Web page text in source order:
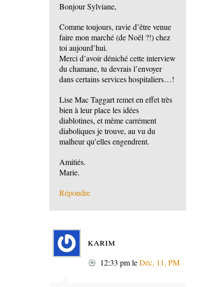
Bonjour Sylviane,
Comme toujours, ravie d’être venue
faire mon marché (de Noël ?!) chez
toi aujourd’hui.
Merci d’avoir déniché cette interview
du chamane, tu devrais l’envoyer
dans certains services hospitaliers…!
Lise Mac Taggart remet en effet très
bien à leur place les idées
diablotines, et même carrément
diaboliques je trouve, au vu du
malheur qu’elles engendrent.
Amitiés.
Marie.
Répondre
karim
12:33 pmleDéc, 11, PM